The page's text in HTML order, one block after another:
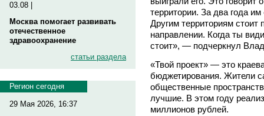
03.08 |
Москва помогает развивать
отечественное
здравоохранение
статьи раздела
Регион сегодня
29 Мая 2026, 16:37
территории. За два года
Другим территориям стоит
направлении. Когда ты
стоит», — подчеркнул
«Твой проект» — это
бюджетирования. Жители
общественные
лучшие. В этом году
миллионов рублей.